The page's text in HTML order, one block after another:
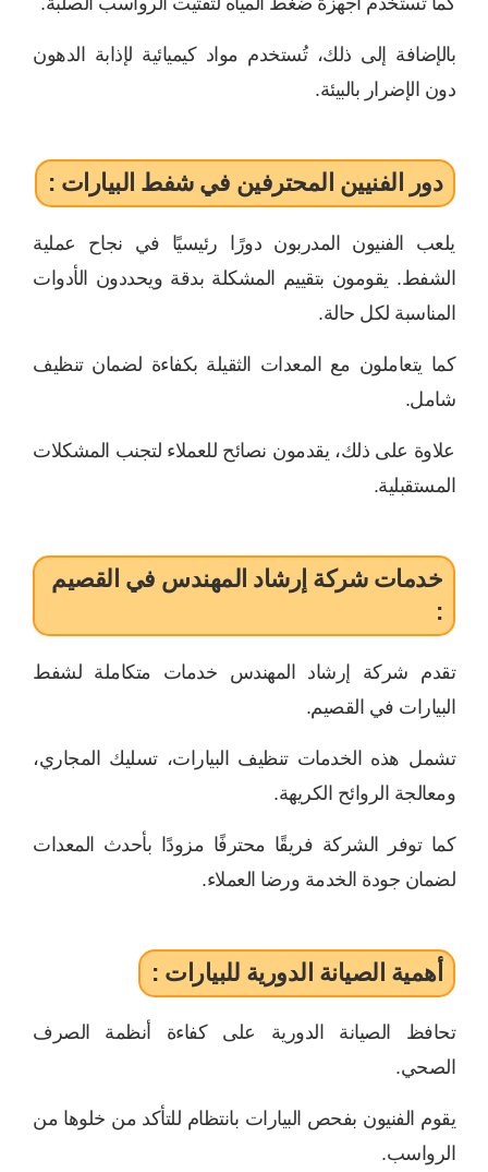
بالإضافة إلى ذلك، تُستخدم مواد كيميائية لإذابة الدهون
دون الإضرار بالبيئة.
دور الفنيين المحترفين في شفط البيارات :
يلعب الفنيون المدربون دورًا رئيسيًا في نجاح عملية
الشفط. يقومون بتقييم المشكلة بدقة ويحددون الأدوات
المناسبة لكل حالة.
كما يتعاملون مع المعدات الثقيلة بكفاءة لضمان تنظيف
شامل.
علاوة على ذلك، يقدمون نصائح للعملاء لتجنب المشكلات
المستقبلية.
خدمات شركة إرشاد المهندس في القصيم
:
تقدم شركة إرشاد المهندس خدمات متكاملة لشفط
البيارات في القصيم.
تشمل هذه الخدمات تنظيف البيارات، تسليك المجاري،
ومعالجة الروائح الكريهة.
كما توفر الشركة فريقًا محترفًا مزودًا بأحدث المعدات
لضمان جودة الخدمة ورضا العملاء.
أهمية الصيانة الدورية للبيارات :
تحافظ الصيانة الدورية على كفاءة أنظمة الصرف
الصحي.
يقوم الفنيون بفحص البيارات بانتظام للتأكد من خلوها من
الرواسب.